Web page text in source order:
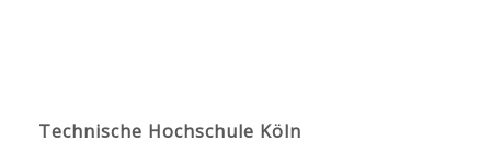
Technische Hochschule Köln